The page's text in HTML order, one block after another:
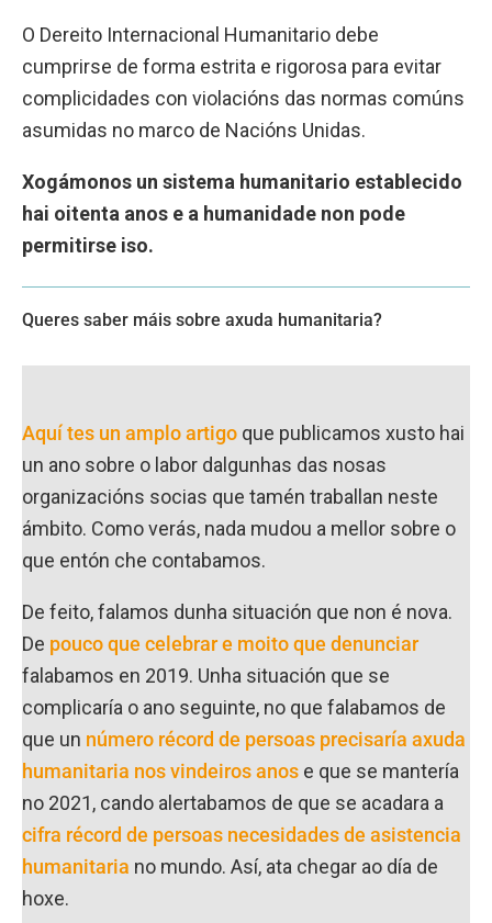
O Dereito Internacional Humanitario debe
cumprirse de forma estrita e rigorosa para evitar
complicidades con violacións das normas comúns
asumidas no marco de Nacións Unidas.
Xogámonos un sistema humanitario establecido
hai oitenta anos e a humanidade non pode
permitirse iso.
Queres saber máis sobre axuda humanitaria?
Aquí tes un amplo artigo que publicamos xusto hai
un ano sobre o labor dalgunhas das nosas
organizacións socias que tamén traballan neste
ámbito. Como verás, nada mudou a mellor sobre o
que entón che contabamos.
De feito, falamos dunha situación que non é nova.
De pouco que celebrar e moito que denunciar
falabamos en 2019. Unha situación que se
complicaría o ano seguinte, no que falabamos de
que un número récord de persoas precisaría axuda
humanitaria nos vindeiros anos e que se mantería
no 2021, cando alertabamos de que se acadara a
cifra récord de persoas necesidades de asistencia
humanitaria no mundo. Así, ata chegar ao día de
hoxe.